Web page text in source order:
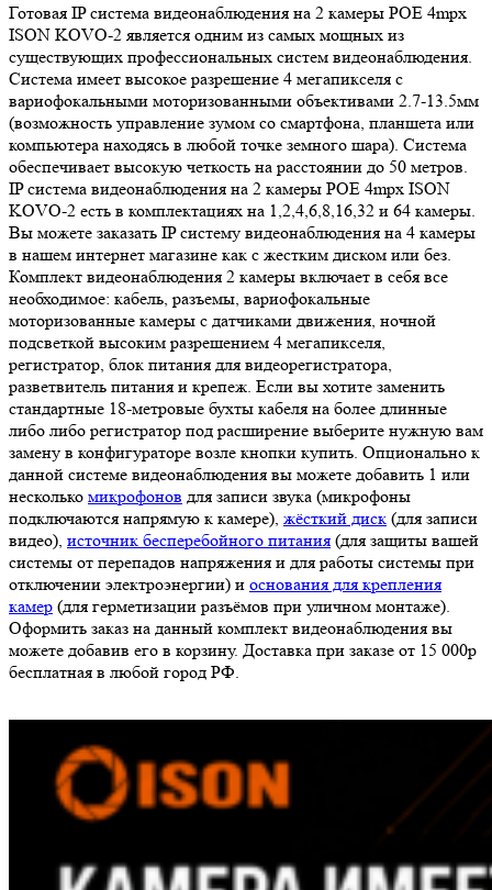
Готовая IP система видеонаблюдения на 2 камеры POE 4mpx
ISON KOVO-2 является одним из самых мощных из
существующих профессиональных систем видеонаблюдения.
Система имеет высокое разрешение 4 мегапикселя с
вариофокальными моторизованными объективами 2.7-13.5мм
(возможность управление зумом со смартфона, планшета или
компьютера находясь в любой точке земного шара). Система
обеспечивает высокую четкость на расстоянии до 50 метров.
IP система видеонаблюдения на 2 камеры POE 4mpx ISON
KOVO-2 есть в комплектациях на 1,2,4,6,8,16,32 и 64 камеры.
Вы можете заказать IP систему видеонаблюдения на 4 камеры
в нашем интернет магазине как с жестким диском или без.
Комплект видеонаблюдения 2 камеры включает в себя все
необходимое: кабель, разъемы, вариофокальные
моторизованные камеры с датчиками движения, ночной
подсветкой высоким разрешением 4 мегапикселя,
регистратор, блок питания для видеорегистратора,
разветвитель питания и крепеж. Если вы хотите заменить
стандартные 18-метровые бухты кабеля на более длинные
либо либо регистратор под расширение выберите нужную вам
замену в конфигураторе возле кнопки купить. Опционально к
данной системе видеонаблюдения вы можете добавить 1 или
несколько микрофонов для записи звука (микрофоны
подключаются напрямую к камере), жёсткий диск (для записи
видео), источник бесперебойного питания (для защиты вашей
системы от перепадов напряжения и для работы системы при
отключении электроэнергии) и основания для крепления
камер (для герметизации разъёмов при уличном монтаже).
Оформить заказ на данный комплект видеонаблюдения вы
можете добавив его в корзину. Доставка при заказе от 15 000р
бесплатная в любой город РФ.